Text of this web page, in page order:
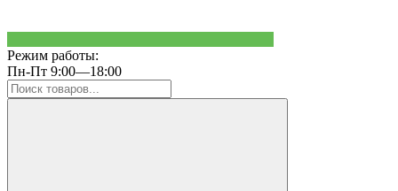
Режим работы:
Пн-Пт 9:00—18:00